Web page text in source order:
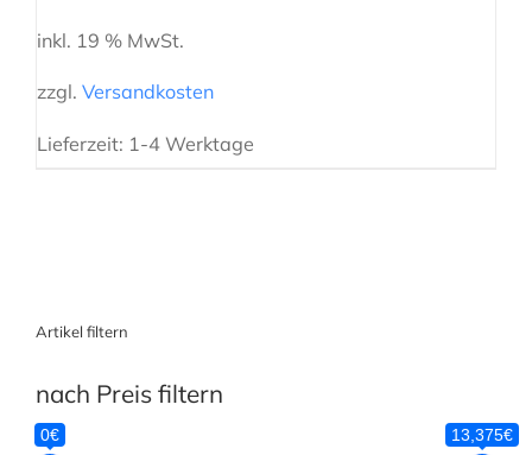
inkl. 19 % MwSt.
zzgl. Versandkosten
Lieferzeit: 1-4 Werktage
Artikel filtern
nach Preis filtern
0€ 13,375€